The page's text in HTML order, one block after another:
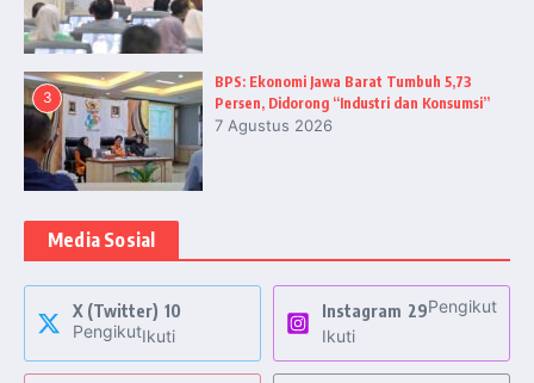
3
BPS: Ekonomi Jawa Barat Tumbuh 5,73
Persen, Didorong “Industri dan Konsumsi”
7 Agustus 2026
Media Sosial
X (Twitter) 10
PengikutIkuti
Instagram 29Pengikut
Ikuti